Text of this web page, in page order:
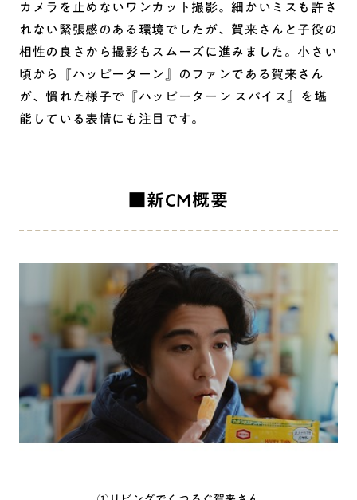
カメラを止めないワンカット撮影。細かいミスも許さ
れない緊張感のある環境でしたが、賀来さんと子役の
相性の良さから撮影もスムーズに進みました。小さい
頃から『ハッピーターン』のファンである賀来さん
が、慣れた様子で『ハッピーターン スパイス』を堪
能している表情にも注目です。
■新CM概要